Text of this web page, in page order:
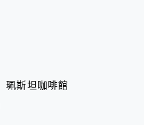
珮斯坦咖啡館